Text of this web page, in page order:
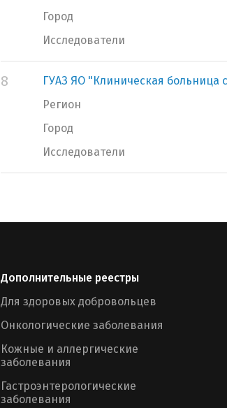
Город
Исследователи
8
ГУАЗ ЯО "Клиническая
Регион
Город
Исследователи
Дополнительные реестры
Для здоровых добровольцев
Онкологические заболевания
Кожные и аллергические
заболевания
Гастроэнтерологические
заболевания